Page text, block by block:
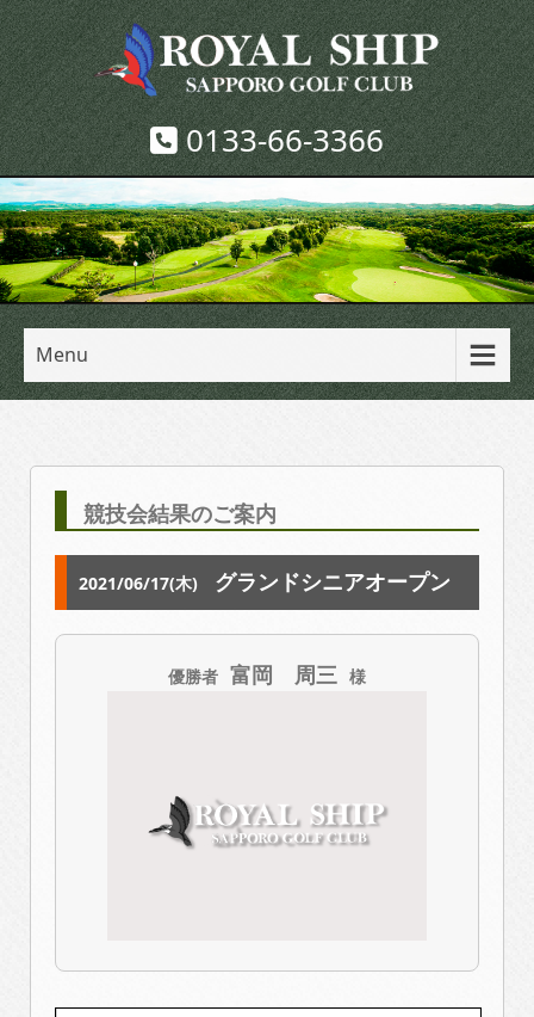
0133-66-3366
Menu
競技会結果のご案内
2021/06/17(木) グランドシニアオープン
優勝者 富岡 周三 様